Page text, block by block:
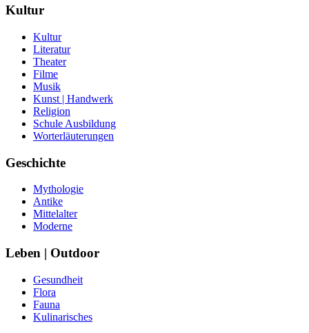
Kultur
Kultur
Literatur
Theater
Filme
Musik
Kunst | Handwerk
Religion
Schule Ausbildung
Worterläuterungen
Geschichte
Mythologie
Antike
Mittelalter
Moderne
Leben | Outdoor
Gesundheit
Flora
Fauna
Kulinarisches